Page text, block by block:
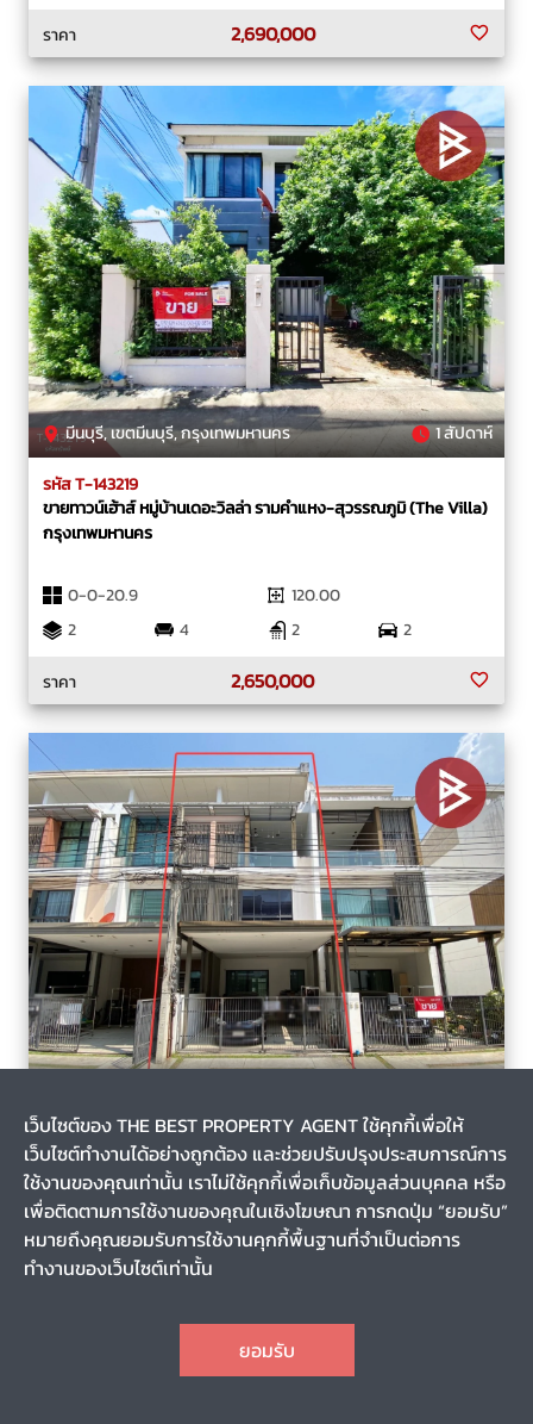
ราคา
2,690,000
มีนบุรี, เขตมีนบุรี, กรุงเทพมหานคร 1 สัปดาห์
รหัส T-143219
ขายทาวน์เฮ้าส์ หมู่บ้านเดอะวิลล่า รามคำแหง-สุวรรณภูมิ (The Villa)
กรุงเทพมหานคร
0-0-20.9
120.00
2
4 2
2
ราคา
2,650,000
รหัส T-137935
ขายทาวน์เฮ้าส์ หมู่บ้านเดอะเทอเรส รามอินทรา 65 (The Terrace
Ramintra 65) กรุงเทพมหานคร
0-0-22.0
-
3
3
4,500,000
เว็บไซต์ของ THE BEST PROPERTY AGENT ใช้คุกกี้เพื่อให้
เว็บไซต์ทำงานได้อย่างถูกต้อง และช่วยปรับปรุงประสบการณ์การ
ใช้งานของคุณเท่านั้น เราไม่ใช้คุกกี้เพื่อเก็บข้อมูลส่วนบุคคล หรือ
เพื่อติดตามการใช้งานของคุณในเชิงโฆษณา การกดปุ่ม “ยอมรับ”
หมายถึงคุณยอมรับการใช้งานคุกกี้พื้นฐานที่จำเป็นต่อการ
ทำงานของเว็บไซต์เท่านั้น
ยอมรับ